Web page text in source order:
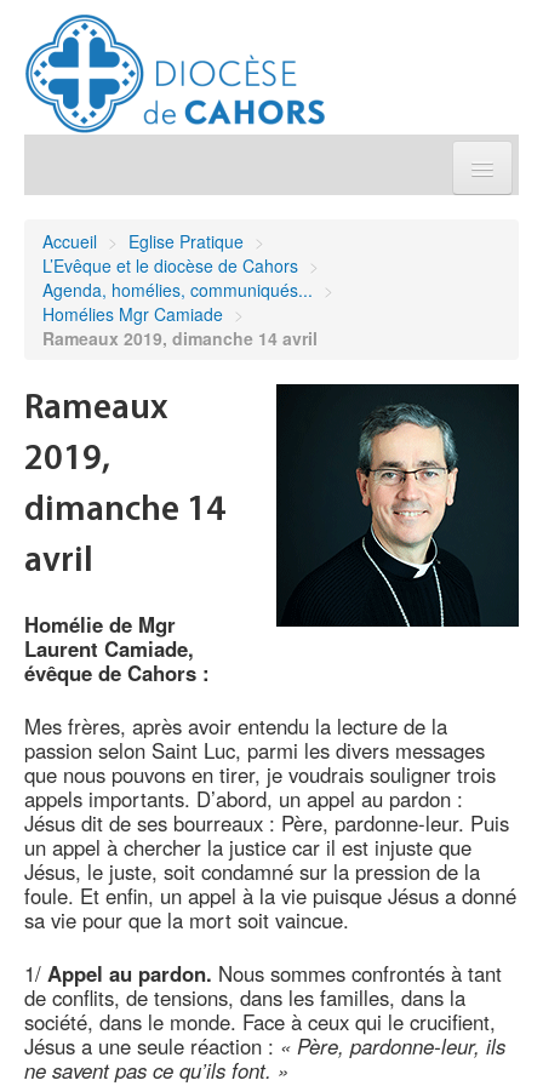
Démarches et sacrements
Sanctuaires & Pélerinages
Agenda diocésain
Je donne
Annuaire/Contact
Accueil > Eglise Pratique >
L’Evêque et le diocèse de Cahors >
Agenda, homélies, communiqués... >
Homélies Mgr Camiade >
Rameaux 2019, dimanche 14 avril
Rameaux
2019,
dimanche 14
avril
Homélie de Mgr
Laurent Camiade,
évêque de Cahors :
Mes frères, après avoir entendu la lecture de la
passion selon Saint Luc, parmi les divers messages
que nous pouvons en tirer, je voudrais souligner trois
appels importants. D’abord, un appel au pardon :
Jésus dit de ses bourreaux : Père, pardonne-leur. Puis
un appel à chercher la justice car il est injuste que
Jésus, le juste, soit condamné sur la pression de la
foule. Et enfin, un appel à la vie puisque Jésus a donné
sa vie pour que la mort soit vaincue.
1/ Appel au pardon. Nous sommes confrontés à tant
de conflits, de tensions, dans les familles, dans la
société, dans le monde. Face à ceux qui le crucifient,
Jésus a une seule réaction : « Père, pardonne-leur, ils
ne savent pas ce qu’ils font. »